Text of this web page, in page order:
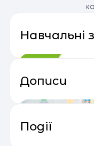
Навчальні
Дописи
Події